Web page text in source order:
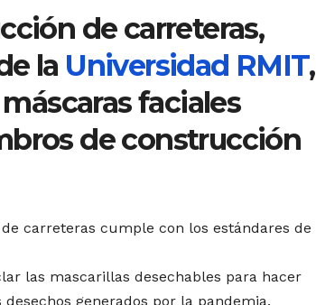
de carreteras,
la Universidad RMIT,
faciales
de construcción
carreteras cumple con los estándares de
las mascarillas desechables para hacer
generados por la pandemia.